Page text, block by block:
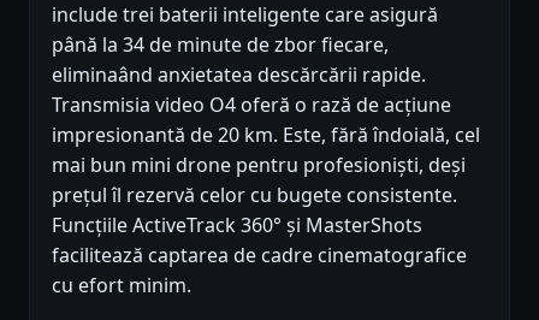
include trei baterii inteligente care asigură
până la 34 de minute de zbor fiecare,
eliminaând anxietatea descărcării rapide.
Transmisia video O4 oferă o rază de acțiune
impresionantă de 20 km. Este, fără îndoială, cel
mai bun mini drone pentru profesioniști, deși
prețul îl rezervă celor cu bugete consistente.
Funcțiile ActiveTrack 360° și MasterShots
facilitează captarea de cadre cinematografice
cu efort minim.